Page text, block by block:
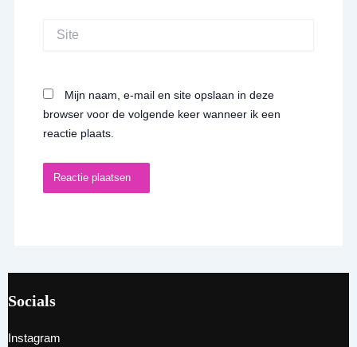
Site
Mijn naam, e-mail en site opslaan in deze
browser voor de volgende keer wanneer ik een
reactie plaats.
Socials
Instagram